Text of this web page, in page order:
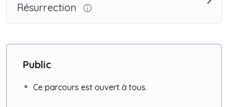
Résurrection
Public
Ce parcours est ouvert à tous.